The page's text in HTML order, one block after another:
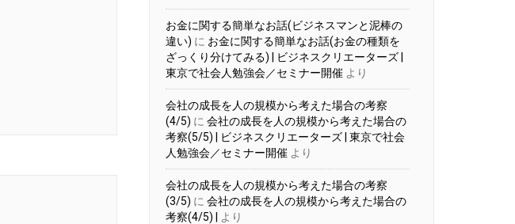
お金に関する簡単なお話(ビジネスマンと泥棒の
違い) に お金に関する簡単なお話(お金の種類を
ざっくり分けてみる) | ビジネスクリエーターズ |
東京で社会人勉強会／セミナー開催 より
会社の成長を人の規模から考えた場合の考察
(4/5) に 会社の成長を人の規模から考えた場合の
考察(5/5) | ビジネスクリエーターズ | 東京で社会
人勉強会／セミナー開催 より
会社の成長を人の規模から考えた場合の考察
(3/5) に 会社の成長を人の規模から考えた場合の
考察(4/5) |
より